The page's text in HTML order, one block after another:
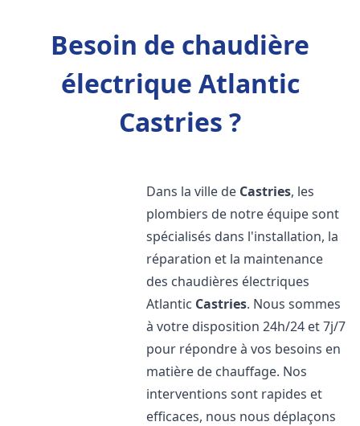
Besoin de chaudière
électrique Atlantic
Castries ?
Dans la ville de Castries, les
plombiers de notre équipe sont
spécialisés dans l'installation, la
réparation et la maintenance
des chaudières électriques
Atlantic Castries. Nous sommes
à votre disposition 24h/24 et 7j/7
pour répondre à vos besoins en
matière de chauffage. Nos
interventions sont rapides et
efficaces, nous nous déplaçons